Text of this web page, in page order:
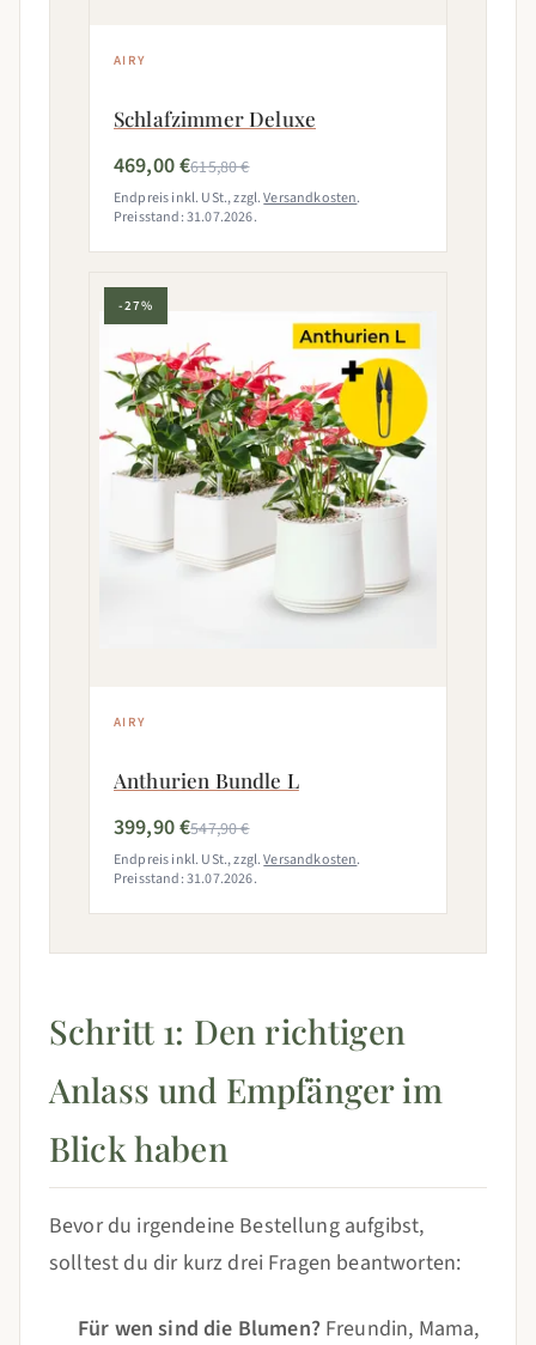
AIRY
Schlafzimmer Deluxe
469,00 €615,80 €
Endpreis inkl. USt., zzgl.Versandkosten.
Preisstand: 31.07.2026.
-27%
AIRY
Anthurien Bundle L
399,90 €547,90 €
Endpreis inkl. USt., zzgl.Versandkosten.
Preisstand: 31.07.2026.
Schritt 1: Den richtigen
Anlass und Empfänger im
Blick haben
Bevor du irgendeine Bestellung aufgibst,
solltest du dir kurz drei Fragen beantworten:
Für wen sind die Blumen?Freundin, Mama,